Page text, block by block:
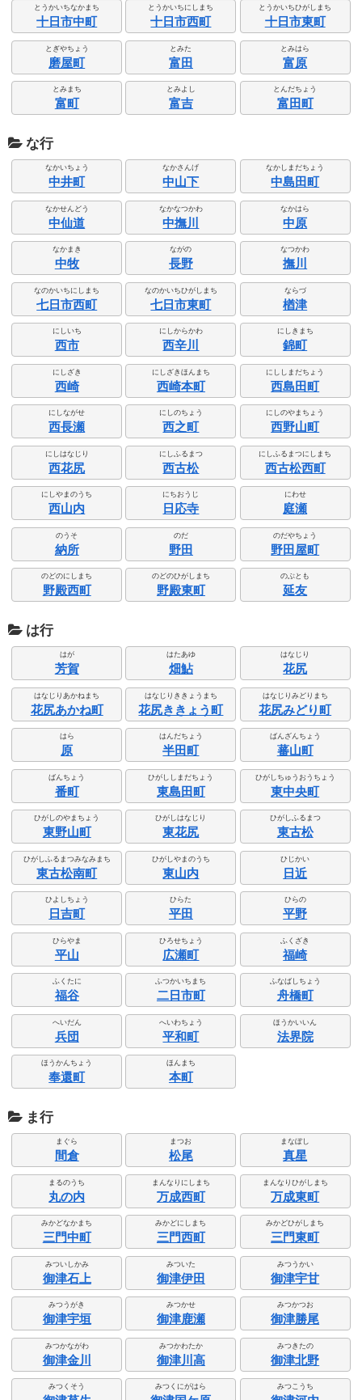
とうかいちなかまち
十日市中町
とうかいちにしまち
十日市西町
とうかいちひがしまち
十日市東町
とぎやちょう
磨屋町
とみた
富田
とみはら
富原
とみまち
富町
とみよし
富吉
とんだちょう
富田町
な行
なかいちょう
中井町
なかさんげ
中山下
なかしまだちょう
中島田町
なかせんどう
中仙道
なかなつかわ
中撫川
なかはら
中原
なかまき
中牧
ながの
長野
なつかわ
撫川
なのかいちにしまち
七日市西町
なのかいちひがしまち
七日市東町
ならづ
楢津
にしいち
西市
にしからかわ
西辛川
にしきまち
錦町
にしざき
西崎
にしざきほんまち
西崎本町
にししまだちょう
西島田町
にしながせ
西長瀬
にしのちょう
西之町
にしのやまちょう
西野山町
にしはなじり
西花尻
にしふるまつ
西古松
にしふるまつにしまち
西古松西町
にしやまのうち
西山内
にちおうじ
日応寺
にわせ
庭瀬
のうそ
納所
のだ
野田
のだやちょう
野田屋町
のどのにしまち
野殿西町
のどのひがしまち
野殿東町
のぶとも
延友
は行
はが
芳賀
はたあゆ
畑鮎
はなじり
花尻
はなじりあかねまち
花尻あかね町
はなじりききょうまち
花尻ききょう町
はなじりみどりまち
花尻みどり町
はら
原
はんだちょう
半田町
ばんざんちょう
蕃山町
ばんちょう
番町
ひがししまだちょう
東島田町
ひがしちゅうおうちょう
東中央町
ひがしのやまちょう
東野山町
ひがしはなじり
東花尻
ひがしふるまつ
東古松
ひがしふるまつみなみまち
東古松南町
ひがしやまのうち
東山内
ひじかい
日近
ひよしちょう
日吉町
ひらた
平田
ひらの
平野
ひらやま
平山
ひろせちょう
広瀬町
ふくざき
福崎
ふくたに
福谷
ふつかいちまち
二日市町
ふなばしちょう
舟橋町
へいだん
兵団
へいわちょう
平和町
ほうかいいん
法界院
ほうかんちょう
奉還町
ほんまち
本町
ま行
まぐら
間倉
まつお
松尾
まなぼし
真星
まるのうち
丸の内
まんなりにしまち
万成西町
まんなりひがしまち
万成東町
みかどなかまち
三門中町
みかどにしまち
三門西町
みかどひがしまち
三門東町
みついしかみ
御津石上
みついた
御津伊田
みつうかい
御津宇甘
みつうがき
御津宇垣
みつかせ
御津鹿瀬
みつかつお
御津勝尾
みつかながわ
御津金川
みつかわたか
御津川高
みつきたの
御津北野
みつくそう みつくにがはら みつこうち